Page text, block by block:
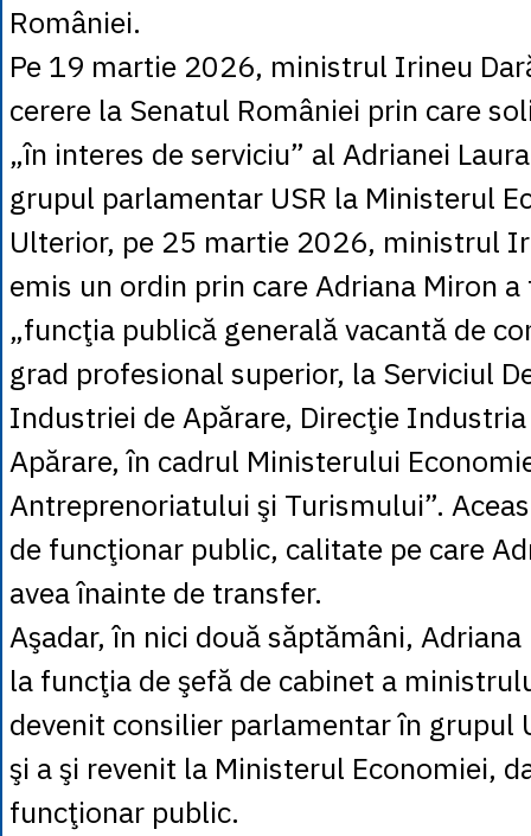
României.
Pe 19 martie 2026, ministrul Irineu
cerere la Senatul României prin care
„în interes de serviciu” al Adrianei
grupul parlamentar USR la Ministerul
Ulterior, pe 25 martie 2026, ministrul
emis un ordin prin care Adriana Miron
„funcţia publică generală vacantă de
grad profesional superior, la Serviciul
Industriei de Apărare, Direcţie
Apărare, în cadrul Ministerului
Antreprenoriatului şi Turismului”.
de funcţionar public, calitate pe care
avea înainte de transfer.
Aşadar, în nici două săptămâni,
la funcţia de şefă de cabinet a
devenit consilier parlamentar în grupul
şi a şi revenit la Ministerul Economiei,
funcţionar public.